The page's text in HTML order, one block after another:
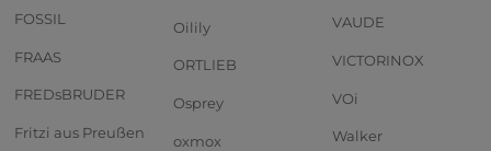
FOSSIL
FRAAS
FREDsBRUDER
Fritzi aus Preußen
Oilily
ORTLIEB
Osprey
oxmox
VAUDE
VICTORINOX
VOi
Walker